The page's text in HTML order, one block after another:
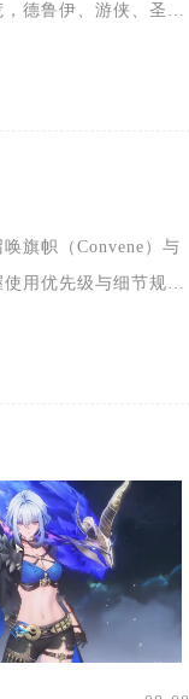
德鲁伊、游侠、圣教
强度评判必须结合玩
旗帜（Convene）与
用优先级与细节规则
幅提升整体游玩效